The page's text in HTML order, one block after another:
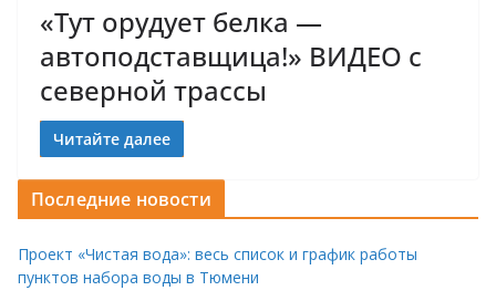
«Тут орудует белка —
автоподставщица!» ВИДЕО с
северной трассы
Читайте далее
Последние новости
Проект «Чистая вода»: весь список и график работы
пунктов набора воды в Тюмени